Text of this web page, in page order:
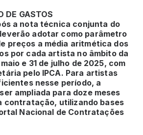
DE GASTOS
a nota técnica conjunta do
adotar como parâmetro
preços a média aritmética dos
por cada artista no âmbito da
e 31 de julho de 2025, com
pelo IPCA. Para artistas
nesse período, a
ampliada para doze meses
contratação, utilizando bases
Nacional de Contratações